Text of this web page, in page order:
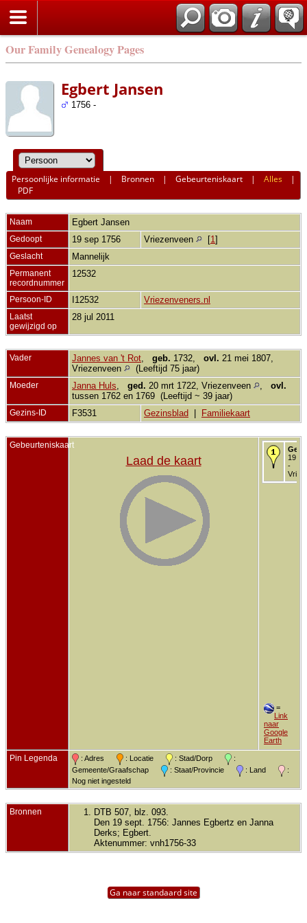
Our Family Genealogy Pages
Egbert Jansen
1756 -
Persoonlijke informatie | Bronnen |Gebeurteniskaart |Alles |
PDF
Naam Egbert Jansen
Gedoopt 19 sep 1756 Vriezenveen [1 ]
Geslacht Mannelijk
Permanent
recordnummer
12532
Persoon-ID I12532 Vriezenveners.nl
Laatst
gewijzigd op
28 jul 2011
Vader Jannes van 't Rot geb. 1732, ovl. 21 mei 1807,
Vriezenveen
(Leeftijd 75 jaar)
Moeder Janna Huls ged. 20 mrt 1722, Vriezenveen
ovl.
tussen 1762 en 1769 (Leeftijd ~ 39 jaar)
Gezins-ID F3531 Gezinsblad Familiekaart
Gebeurteniskaart
Laad de kaart
19
-
=
Link
naar
Google
Earth
Pin Legenda : Adres : Locatie : Stad/Dorp
:
Gemeente/Graafschap
: Staat/Provincie : Land
:
Nog niet ingesteld
Bronnen
DTB 507, blz. 093.
Den 19 sept. 1756: Jannes Egbertz en Janna
Derks; Egbert.
Aktenummer: vnh1756-33
Ga naar standaard site